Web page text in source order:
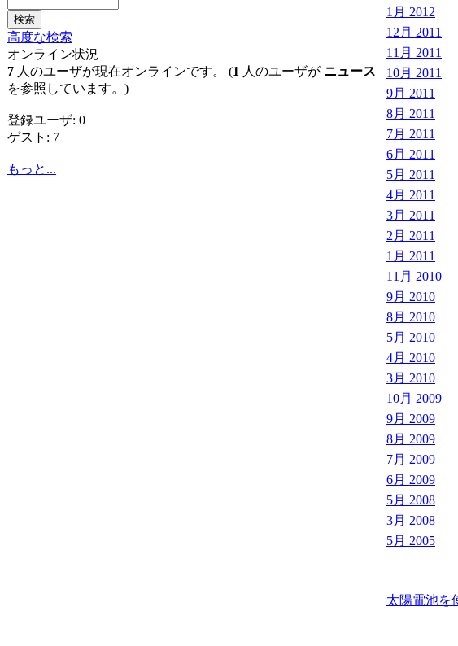
高度な検索
オンライン状況
7 人のユーザが現在オンラインです。 (1 人のユーザが ニュース
を参照しています。)
登録ユーザ: 0
ゲスト: 7
もっと...
1月 2012
12月 2011
11月 2011
10月 2011
9月 2011
8月 2011
7月 2011
6月 2011
5月 2011
4月 2011
3月 2011
2月 2011
1月 2011
11月 2010
9月 2010
8月 2010
5月 2010
4月 2010
3月 2010
10月 2009
9月 2009
8月 2009
7月 2009
6月 2009
5月 2008
3月 2008
5月 2005
太陽電池を